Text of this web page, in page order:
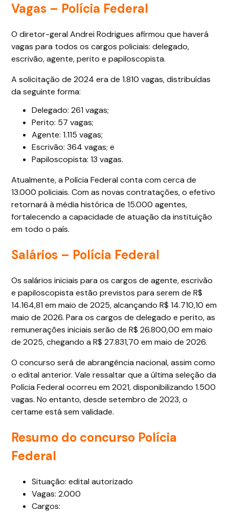
Vagas – Polícia Federal
O diretor-geral Andrei Rodrigues afirmou que haverá
vagas para todos os cargos policiais: delegado,
escrivão, agente, perito e papiloscopista.
A solicitação de 2024 era de 1.810 vagas, distribuídas
da seguinte forma:
Delegado: 261 vagas;
Perito: 57 vagas;
Agente: 1.115 vagas;
Escrivão: 364 vagas; e
Papiloscopista: 13 vagas.
Atualmente, a Polícia Federal conta com cerca de
13.000 policiais. Com as novas contratações, o efetivo
retornará à média histórica de 15.000 agentes,
fortalecendo a capacidade de atuação da instituição
em todo o país.
Salários – Polícia Federal
Os salários iniciais para os cargos de agente, escrivão
e papiloscopista estão previstos para serem de R$
14.164,81 em maio de 2025, alcançando R$ 14.710,10 em
maio de 2026. Para os cargos de delegado e perito, as
remunerações iniciais serão de R$ 26.800,00 em maio
de 2025, chegando a R$ 27.831,70 em maio de 2026.
O concurso será de abrangência nacional, assim como
o edital anterior. Vale ressaltar que a última seleção da
Polícia Federal ocorreu em 2021, disponibilizando 1.500
vagas. No entanto, desde setembro de 2023, o
certame está sem validade.
Resumo do concurso Polícia
Federal
Situação: edital autorizado
Vagas: 2.000
Cargos: